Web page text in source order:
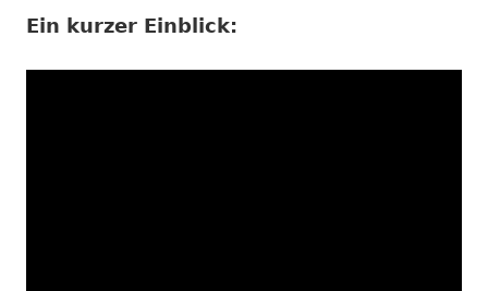
Ein kurzer Einblick: